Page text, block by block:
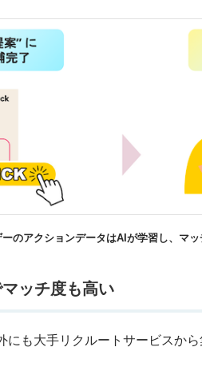
のアクションデータはAIが学習し、マ
ッチ度も高い
にも大手リクルートサービスから